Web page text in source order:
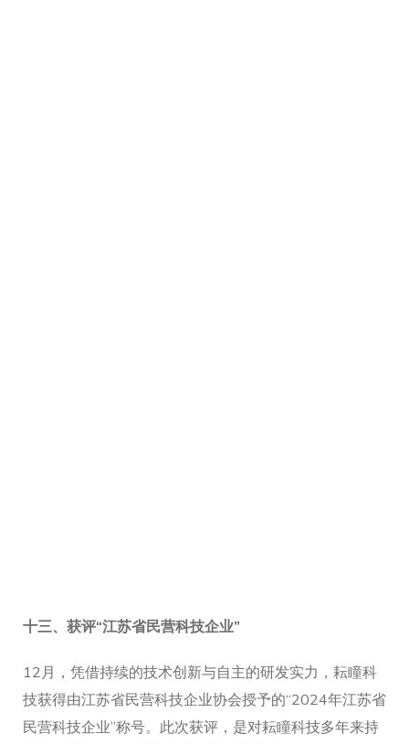
十三、 获评“江苏省民营科技企业”
12月，凭借持续的技术创新与自主的研发实力，耘瞳科
技获得由江苏省民营科技企业协会授予的“2024年江苏省
民营科技企业”称号。此次获评，是对耘瞳科技多年来持